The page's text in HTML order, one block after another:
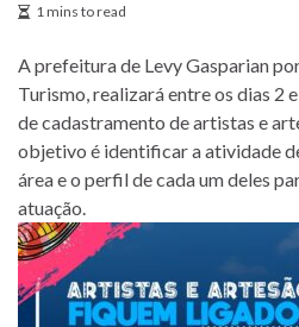
1 mins to read
A prefeitura de Levy Gasparian
Turismo, realizará entre os dias 2
de cadastramento de artistas e
objetivo é identificar a atividade
área e o perfil de cada um deles
atuação.